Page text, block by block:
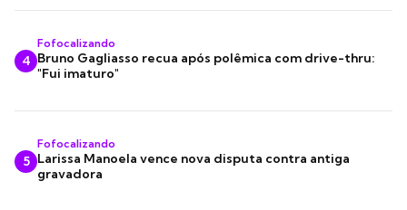
4
Fofocalizando
Bruno Gagliasso recua após polêmica com drive-thru:
"Fui imaturo"
5
Fofocalizando
Larissa Manoela vence nova disputa contra antiga
gravadora